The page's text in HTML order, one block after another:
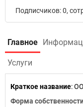
Подписчиков: 0,
Главное
Услуги
Краткое название:
Форма